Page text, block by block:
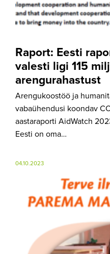
Raport: Eesti
valesti ligi 115
arengurahastust
Arengukoostöö ja
vabaühendusi koondav
aastaraporti AidWatch
Eesti on oma…
04.10.2023